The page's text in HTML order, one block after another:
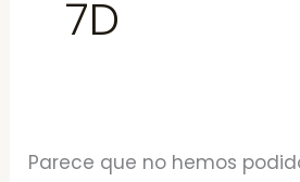
7D
Parece que no hemos